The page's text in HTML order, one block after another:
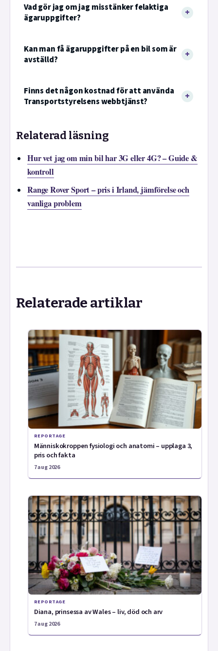
Vad gör jag om jag misstänker felaktiga
ägaruppgifter?
Kan man få ägaruppgifter på en bil som är
avställd?
Finns det någon kostnad för att använda
Transportstyrelsens webbtjänst?
Relaterad läsning
Hur vet jag om min bil har 3G eller 4G? – Guide &
kontroll
Range Rover Sport – pris i Irland, jämförelse och
vanliga problem
Relaterade artiklar
REPORTAGE
Människokroppen fysiologi och anatomi – upplaga 3,
pris och fakta
7 aug 2026
REPORTAGE
Diana, prinsessa av Wales – liv, död och arv
7 aug 2026